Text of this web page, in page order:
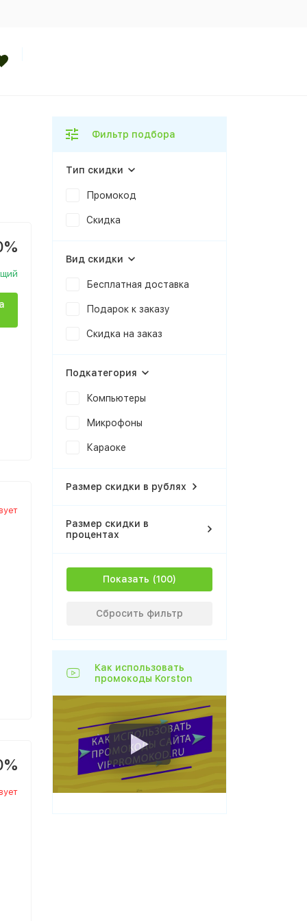
Фильтр подбора
Тип скидки
Промокод
Скидка
Вид скидки
Бесплатная доставка
Подарок к заказу
Скидка на заказ
Подкатегория
Компьютеры
Микрофоны
Караоке
Размер скидки в рублях
Размер скидки в
процентах
Показать
Сбросить фильтр
Как использовать
промокоды Korston